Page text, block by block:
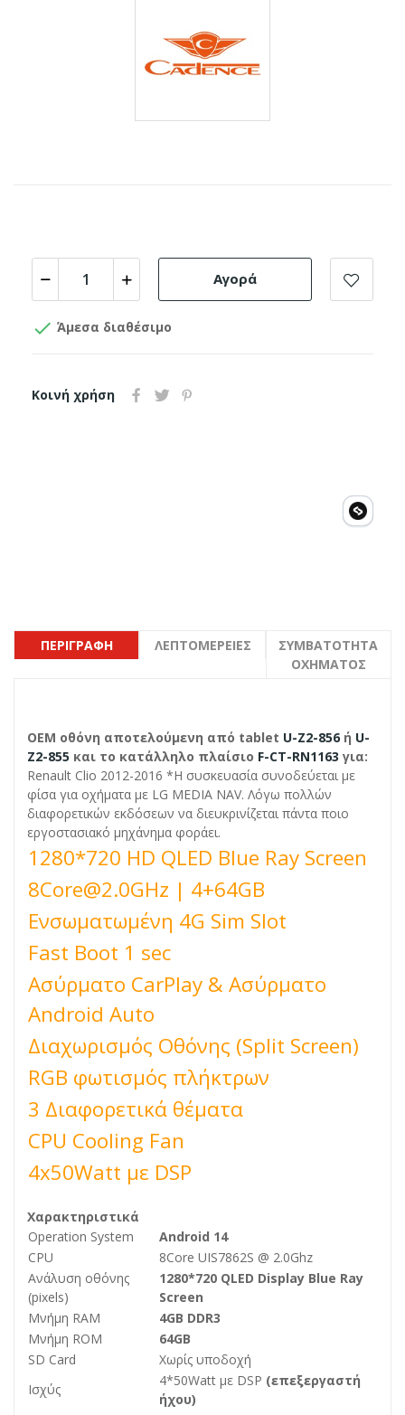
Αγορά
 Άμεσα διαθέσιμο
Κοινή χρήση
ΠΕΡΙΓΡΑΦΉ ΛΕΠΤΟΜΈΡΕΙΕΣ
ΣΥΜΒΑΤΌΤΗΤΑ
ΟΧΉΜΑΤΟΣ
OEM οθόνη αποτελούμενη από tablet U-Ζ2-856 ή U-
Ζ2-855 και το κατάλληλο πλαίσιο F-CT-RN1163 για:
Renault Clio 2012-2016 *Η συσκευασία συνοδεύεται με
φίσα για οχήματα με LG MEDIA NAV. Λόγω πολλών
διαφορετικών εκδόσεων να διευκρινίζεται πάντα ποιο
εργοστασιακό μηχάνημα φοράει.
1280*720 HD QLED Blue Ray Screen
8Core@2.0GHz | 4+64GB
Ενσωματωμένη 4G Sim Slot
Fast Boot 1 sec
Ασύρματο CarPlay & Ασύρματο
Android Auto
Διαχωρισμός Οθόνης (Split Screen)
RGB φωτισμός πλήκτρων
3 Διαφορετικά θέματα
CPU Cooling Fan
4x50Watt με DSP
Χαρακτηριστικά
Operation System
Android 14
CPU
8Core UIS7862S @ 2.0Ghz
Ανάλυση οθόνης
(pixels)
1280*720 QLED Display Blue Ray
Screen
Μνήμη RAM
4GB DDR3
Μνήμη ROM
64GB
SD Card
Χωρίς υποδοχή
Ισχύς
4*50Watt με DSP (επεξεργαστή
ήχου)